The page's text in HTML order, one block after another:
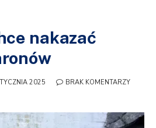
nakazać
2025
BRAK KOMENTARZY